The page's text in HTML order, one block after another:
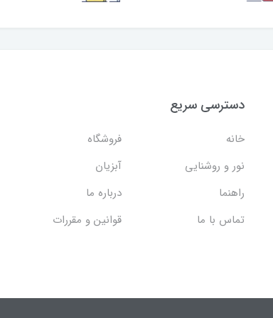
دسترسی سریع
خانه
فروشگاه
نور و روشنایی
آبزیان
راهنما
درباره ما
تماس با ما
قوانین و مقررات